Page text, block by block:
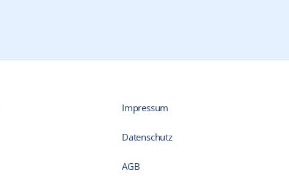
Impressum
Datenschutz
AGB